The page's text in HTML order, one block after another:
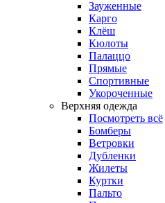
Зауженные
Карго
Клёш
Кюлоты
Палаццо
Прямые
Спортивные
Укороченные
Верхняя одежда
Посмотреть всё
Бомберы
Ветровки
Дубленки
Жилеты
Куртки
Пальто